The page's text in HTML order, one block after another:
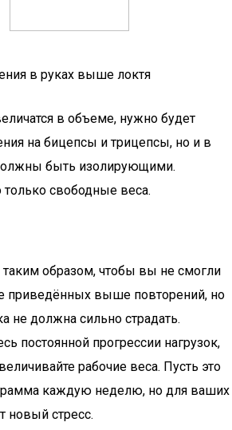
в руках выше локтя
в объеме, нужно будет
на бицепсы и трицепсы, но и в
быть изолирующими.
свободные веса.
таким образом, чтобы вы не смогли
приведённых выше повторений, но
не должна сильно страдать.
постоянной прогрессии нагрузок,
рабочие веса. Пусть это
каждую неделю, но для ваших
новый стресс.